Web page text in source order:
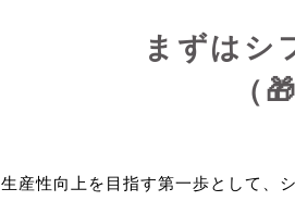
まずはシ
（
生産性向上を目指す第一歩として、